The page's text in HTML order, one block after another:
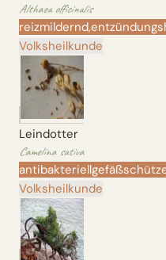
Althaea officinalis
reizmildernd,
Volksheilkunde
Leindotter
Camelina sativa
antibakteriell
Volksheilkunde